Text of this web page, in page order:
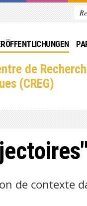
de
(CREG)
de contexte